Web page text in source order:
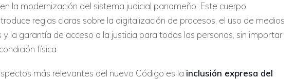
la modernización del sistema judicial panameño. Este cuerpo
reglas claras sobre la digitalización de procesos, el uso de medios
y la garantía de acceso a la justicia para todas las personas, sin importar
física.
más relevantes del nuevo Código es la inclusión expresa del